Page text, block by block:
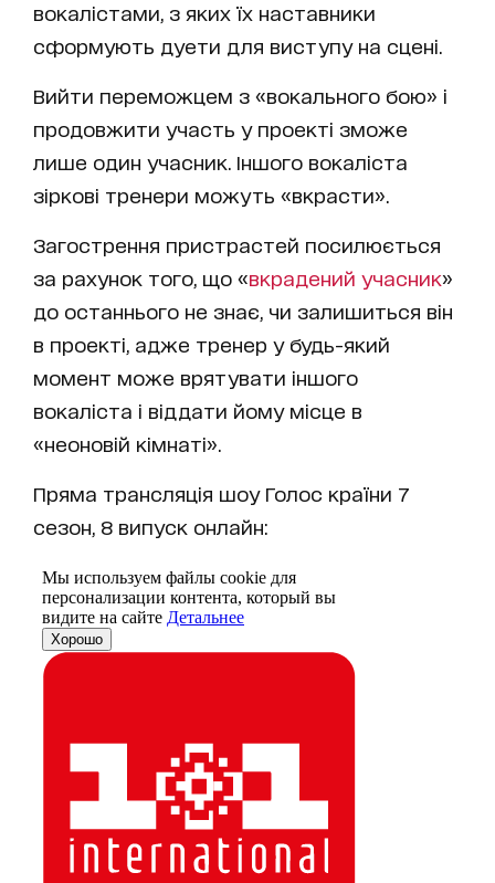
вокалістами, з яких їх наставники
сформують дуети для виступу на сцені.
Вийти переможцем з «вокального бою» і
продовжити участь у проекті зможе
лише один учасник. Іншого вокаліста
зіркові тренери можуть «вкрасти».
Загострення пристрастей посилюється
за рахунок того, що «вкрадений учасник»
до останнього не знає, чи залишиться він
в проекті, адже тренер у будь-який
момент може врятувати іншого
вокаліста і віддати йому місце в
«неоновій кімнаті».
Пряма трансляція шоу Голос країни 7
сезон, 8 випуск онлайн: